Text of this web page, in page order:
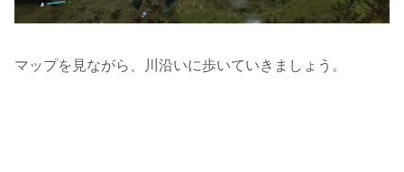
マップを見ながら、川沿いに歩いていきましょう。